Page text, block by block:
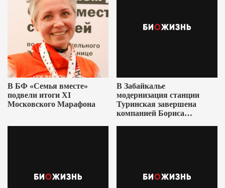
В БФ «Семья вместе»
подвели итоги XI
Московского Марафона
В Забайкалье
модернизация станции
Туринская завершена
компанией Бориса